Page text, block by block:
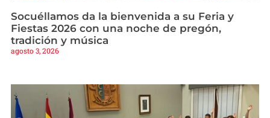
Socuéllamos da la bienvenida a su Feria y
Fiestas 2026 con una noche de pregón,
tradición y música
agosto 3, 2026